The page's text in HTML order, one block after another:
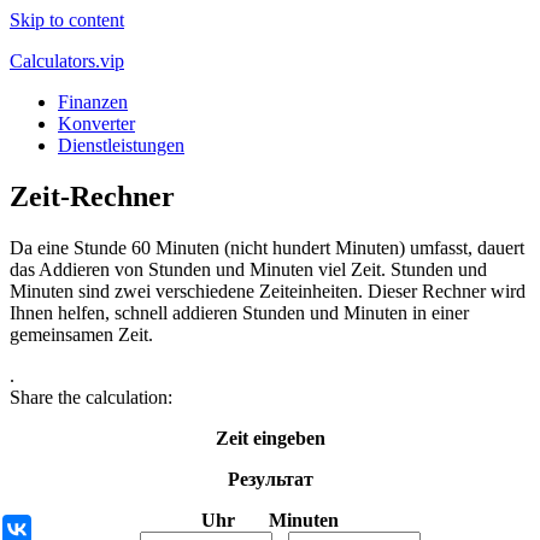
Skip to content
Calculators.vip
Finanzen
Konverter
Dienstleistungen
Zeit-Rechner
Da eine Stunde 60 Minuten (nicht hundert Minuten) umfasst, dauert
das Addieren von Stunden und Minuten viel Zeit. Stunden und
Minuten sind zwei verschiedene Zeiteinheiten. Dieser Rechner wird
Ihnen helfen, schnell addieren Stunden und Minuten in einer
gemeinsamen Zeit.
.
Share the calculation:
Zeit eingeben
Результат
Uhr Minuten